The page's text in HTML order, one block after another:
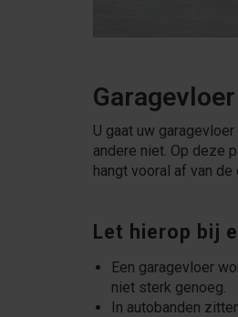
U gaat uw
andere niet. Op deze
hangt vooral af van
Let hierop bij
Een garagevloer
niet sterk genoeg.
In autobanden